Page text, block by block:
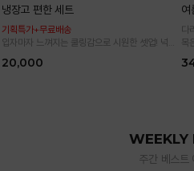
냉장고 편한 세트
기획특가+무료배송
입자마자 느껴지는 쿨링감으로 시원한 셋업! 넉넉
20,000
다
목
*
WEEKLY
주간 베스트